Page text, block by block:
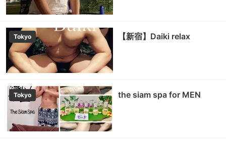
Tokyo 【新宿】Daiki relax
Tokyo the siam spa for MEN